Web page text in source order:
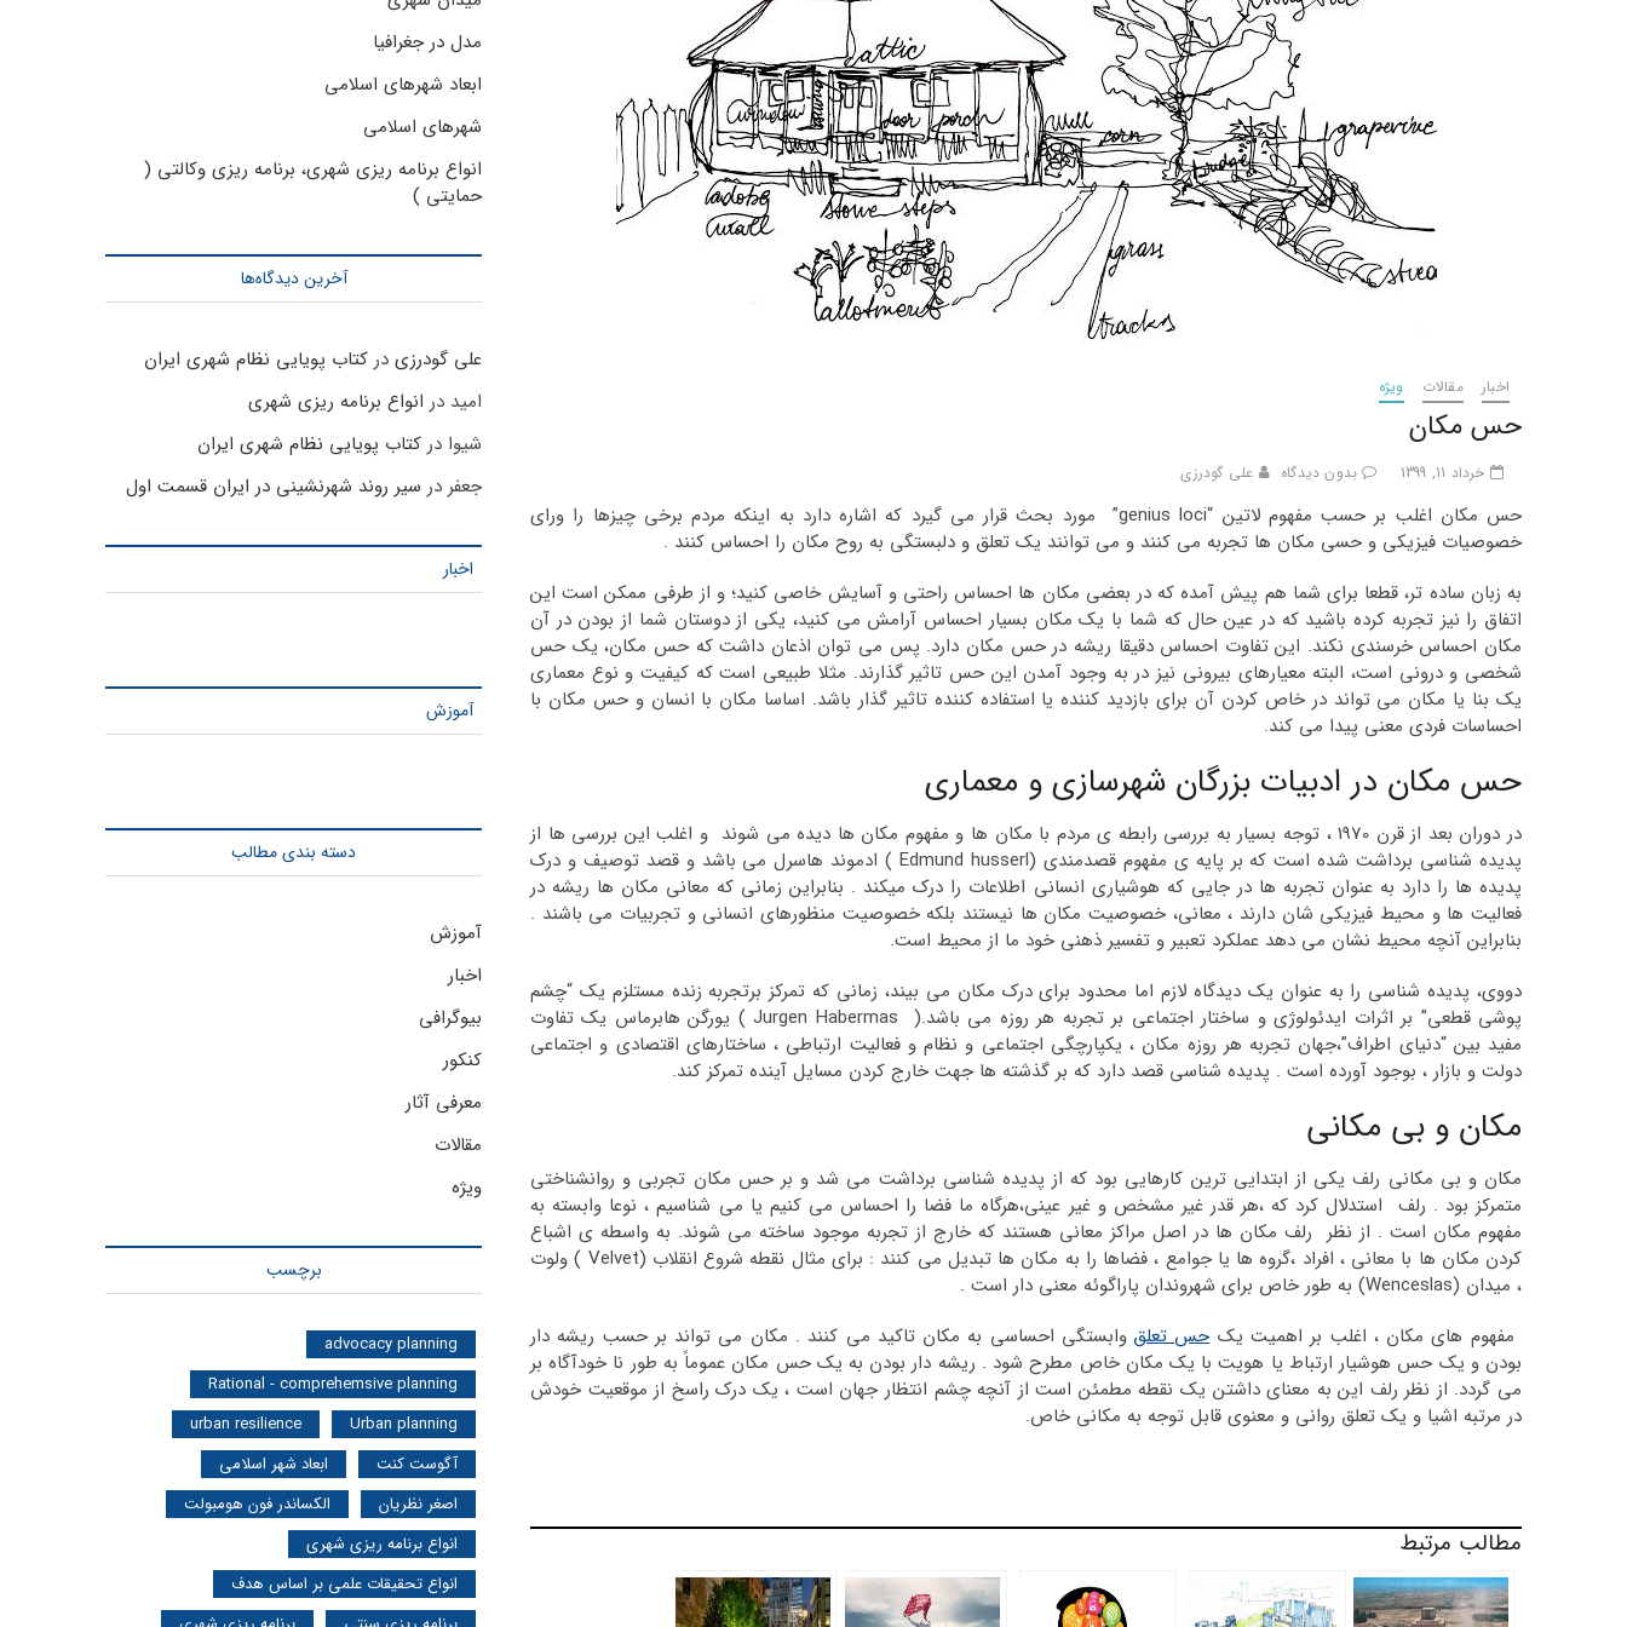
اخبار مقالات ویژه
حس مکان
خرداد 11, 1399 بدون دیدگاه علی گودرزی
حس مکان اغلب بر حسب مفهوم لاتین “genius loci” مورد بحث قرار می گیرد که اشاره دارد به اینکه مردم برخی چیزها را ورای
خصوصیات فیزیکی و حسی مکان ها تجربه می کنند و می توانند یک تعلق و دلبستگی به روح مکان را احساس کنند .
به زبان ساده تر، قطعا برای شما هم پیش آمده که در بعضی مکان ها احساس راحتی و آسایش خاصی کنید؛ و از طرفی ممکن است این
اتفاق را نیز تجربه کرده باشید که در عین حال که شما با یک مکان بسیار احساس آرامش می کنید، یکی از دوستان شما از بودن در آن
مکان احساس خرسندی نکند. این تفاوت احساس دقیقا ریشه در حس مکان دارد. پس می توان اذعان داشت که حس مکان، یک حس
شخصی و درونی است، البته معیارهای بیرونی نیز در به وجود آمدن این حس تاثیر گذارند. مثلا طبیعی است که کیفیت و نوع معماری
یک بنا یا مکان می تواند در خاص کردن آن برای بازدید کننده یا استفاده کننده تاثیر گذار باشد. اساسا مکان با انسان و حس مکان با
احساسات فردی معنی پیدا می کند.
حس مکان در ادبیات بزرگان شهرسازی و معماری
در دوران بعد از قرن 1970 ، توجه بسیار به بررسی رابطه ی مردم با مکان ها و مفهوم مکان ها دیده می شوند و اغلب این بررسی ها از
پدیده شناسی برداشت شده است که بر پایه ی مفهوم قصدمندی (Edmund husserl ) ادموند هاسرل می باشد و قصد توصیف و درک
پدیده ها را دارد به عنوان تجربه ها در جایی که هوشیاری انسانی اطلاعات را درک میکند . بنابراین زمانی که معانی مکان ها ریشه در
فعالیت ها و محیط فیزیکی شان دارند ، معانی، خصوصیت مکان ها نیستند بلکه خصوصیت منظورهای انسانی و تجربیات می باشند .
بنابراین آنچه محیط نشان می دهد عملکرد تعبیر و تفسیر ذهنی خود ما از محیط است.
دووی، پدیده شناسی را به عنوان یک دیدگاه لازم اما محدود برای درک مکان می بیند، زمانی که تمرکز برتجربه زنده مستلزم یک “چشم
پوشی قطعی” بر اثرات ایدئولوژی و ساختار اجتماعی بر تجربه هر روزه می باشد.( Jurgen Habermas ) یورگن هابرماس یک تفاوت
مفید بین “دنیای اطراف”،جهان تجربه هر روزه مکان ، یکپارچگی اجتماعی و نظام و فعالیت ارتباطی ، ساختارهای اقتصادی و اجتماعی
دولت و بازار ، بوجود آورده است . پدیده شناسی قصد دارد که بر گذشته ها جهت خارج کردن مسایل آینده تمرکز کند.
مکان و بی مکانی
مکان و بی مکانی رلف یکی از ابتدایی ترین کارهایی بود که از پدیده شناسی برداشت می شد و بر حس مکان تجربی و روانشناختی
متمرکز بود . رلف استدلال کرد که ،هر قدر غیر مشخص و غیر عینی،هرگاه ما فضا را احساس می کنیم یا می شناسیم ، نوعا وابسته به
مفهوم مکان است . از نظر رلف مکان ها در اصل مراکز معانی هستند که خارج از تجربه موجود ساخته می شوند. به واسطه ی اشباع
کردن مکان ها با معانی ، افراد ،گروه ها یا جوامع ، فضاها را به مکان ها تبدیل می کنند : برای مثال نقطه شروع انقلاب (Velvet ) ولوت
، میدان (Wenceslas) به طور خاص برای شهروندان پاراگوئه معنی دار است .
مفهوم های مکان ، اغلب بر اهمیت یکحس تعلق وابستگی احساسی به مکان تاکید می کنند . مکان می تواند بر حسب ریشه دار
بودن و یک حس هوشیار ارتباط یا هویت با یک مکان خاص مطرح شود . ریشه دار بودن به یک حس مکان عموماً به طور نا خودآگاه بر
می گردد. از نظر رلف این به معنای داشتن یک نقطه مطمئن است از آنچه چشم انتظار جهان است ، یک درک راسخ از موقعیت خودش
در مرتبه اشیا و یک تعلق روانی و معنوی قابل توجه به مکانی خاص.
مطالب مرتبط
مدل در جغرافیا
ابعاد شهرهای اسلامی
شهرهای اسلامی
انواع برنامه ریزی شهری، برنامه ریزی وکالتی (
حمایتی )
آخرین دیدگاه‌ها
علی گودرزی در کتاب پویایی نظام شهری ایران
امید در انواع برنامه ریزی شهری
شیوا در کتاب پویایی نظام شهری ایران
جعفر در سیر روند شهرنشینی در ایران قسمت اول
اخبار
آموزش
دسته بندی مطالب
آموزش
اخبار
بیوگرافی
کنکور
معرفی آثار
مقالات
ویژه
برچسب
advocacy planning
Rational - comprehemsive planning
Urban planning
urban resilience
آگوست کنت
ابعاد شهر اسلامی
اصغر نظریان
الکساندر فون هومبولت
انواع برنامه ریزی شهری
انواع تحقیقات علمی بر اساس هدف